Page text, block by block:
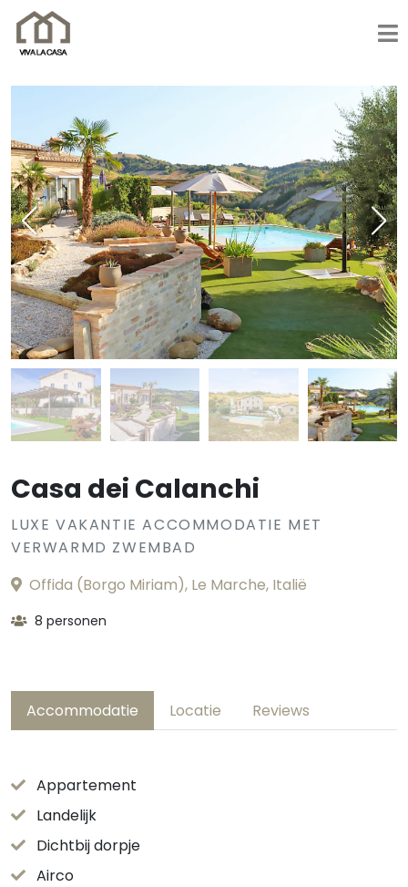
Casa dei Calanchi
LUXE VAKANTIE ACCOMMODATIE MET
VERWARMD ZWEMBAD
Offida (Borgo Miriam), Le Marche, Italië
8 personen
Accommodatie Locatie Reviews
Appartement
Landelijk
Dichtbij dorpje
Airco